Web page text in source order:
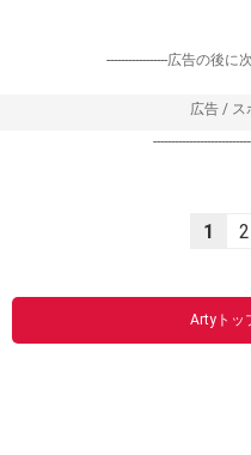
-----------------広告の後に
広告 / ス
1 2
Artyトッ